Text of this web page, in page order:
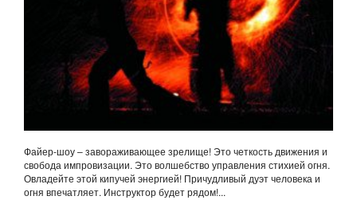
Файер-шоу – завораживающее зрелище! Это четкость движения и
свобода импровизации. Это волшебство управления стихией огня.
Овладейте этой кипучей энергией! Причудливый дуэт человека и
огня впечатляет. Инструктор будет рядом!...